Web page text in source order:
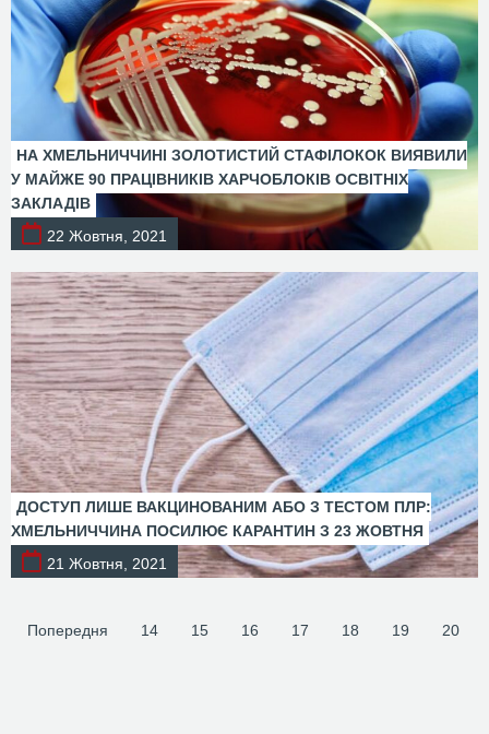
НА ХМЕЛЬНИЧЧИНІ ЗОЛОТИСТИЙ СТАФІЛОКОК ВИЯВИЛИ
У МАЙЖЕ 90 ПРАЦІВНИКІВ ХАРЧОБЛОКІВ ОСВІТНІХ
ЗАКЛАДІВ
22 Жовтня, 2021
ДОСТУП ЛИШЕ ВАКЦИНОВАНИМ АБО З ТЕСТОМ ПЛР:
ХМЕЛЬНИЧЧИНА ПОСИЛЮЄ КАРАНТИН З 23 ЖОВТНЯ
21 Жовтня, 2021
Попередня 14 15 16 17 18 19 20